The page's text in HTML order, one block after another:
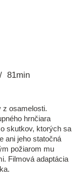
81min
z osamelosti.
hrnčiara
skutkov, ktorých sa
ani jeho statočná
požiarom mu
Filmová adaptácia